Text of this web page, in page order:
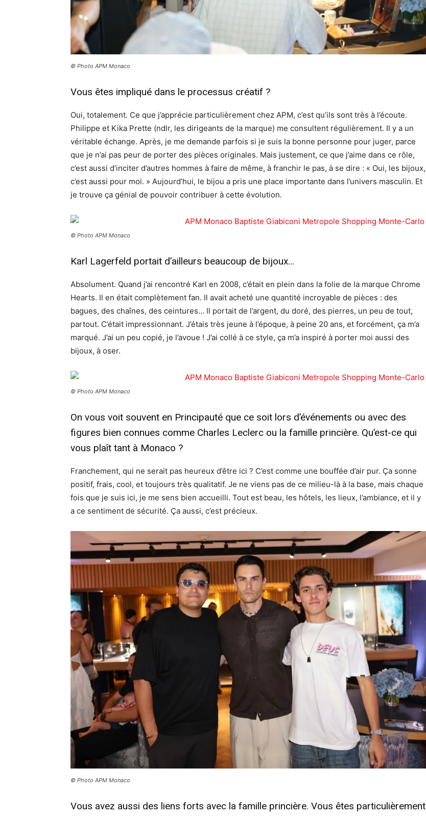
© Photo APM Monaco
Vous êtes impliqué dans le processus créatif ?
Oui, totalement. Ce que j’apprécie particulièrement chez APM, c’est qu’ils sont très à l’écoute.
Philippe et Kika Prette (ndlr, les dirigeants de la marque) me consultent régulièrement. Il y a un
véritable échange. Après, je me demande parfois si je suis la bonne personne pour juger, parce
que je n’ai pas peur de porter des pièces originales. Mais justement, ce que j’aime dans ce rôle,
c’est aussi d’inciter d’autres hommes à faire de même, à franchir le pas, à se dire : « Oui, les bijoux,
c’est aussi pour moi. » Aujourd’hui, le bijou a pris une place importante dans l’univers masculin. Et
je trouve ça génial de pouvoir contribuer à cette évolution.
© Photo APM Monaco
Karl Lagerfeld portait d’ailleurs beaucoup de bijoux…
Absolument. Quand j’ai rencontré Karl en 2008, c’était en plein dans la folie de la marque Chrome
Hearts. Il en était complètement fan. Il avait acheté une quantité incroyable de pièces : des
bagues, des chaînes, des ceintures… Il portait de l’argent, du doré, des pierres, un peu de tout,
partout. C’était impressionnant. J’étais très jeune à l’époque, à peine 20 ans, et forcément, ça m’a
marqué. J’ai un peu copié, je l’avoue ! J’ai collé à ce style, ça m’a inspiré à porter moi aussi des
bijoux, à oser.
© Photo APM Monaco
On vous voit souvent en Principauté que ce soit lors d’événements ou avec des
figures bien connues comme Charles Leclerc ou la famille princière. Qu’est-ce qui
vous plaît tant à Monaco ?
Franchement, qui ne serait pas heureux d’être ici ? C’est comme une bouffée d’air pur. Ça sonne
positif, frais, cool, et toujours très qualitatif. Je ne viens pas de ce milieu-là à la base, mais chaque
fois que je suis ici, je me sens bien accueilli. Tout est beau, les hôtels, les lieux, l’ambiance, et il y
a ce sentiment de sécurité. Ça aussi, c’est précieux.
© Photo APM Monaco
Vous avez aussi des liens forts avec la famille princière. Vous êtes particulièrement